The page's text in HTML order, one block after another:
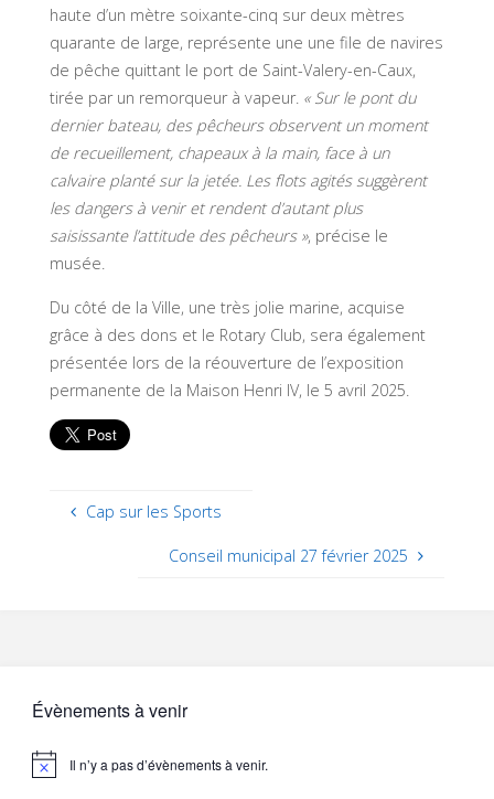
haute d’un mètre soixante-cinq sur deux mètres
quarante de large, représente une une file de navires
de pêche quittant le port de Saint-Valery-en-Caux,
tirée par un remorqueur à vapeur.« Sur le pont du
dernier bateau, des pêcheurs observent un moment
de recueillement, chapeaux à la main, face à un
calvaire planté sur la jetée. Les flots agités suggèrent
les dangers à venir et rendent d’autant plus
saisissante l’attitude des pêcheurs », précise le
musée.
Du côté de la Ville, une très jolie marine, acquise
grâce à des dons et le Rotary Club, sera également
présentée lors de la réouverture de l’exposition
permanente de la Maison Henri IV, le 5 avril 2025.
Cap sur les Sports
Conseil municipal 27 février 2025
Évènements à venir
Il n’y a pas d’évènements à venir.